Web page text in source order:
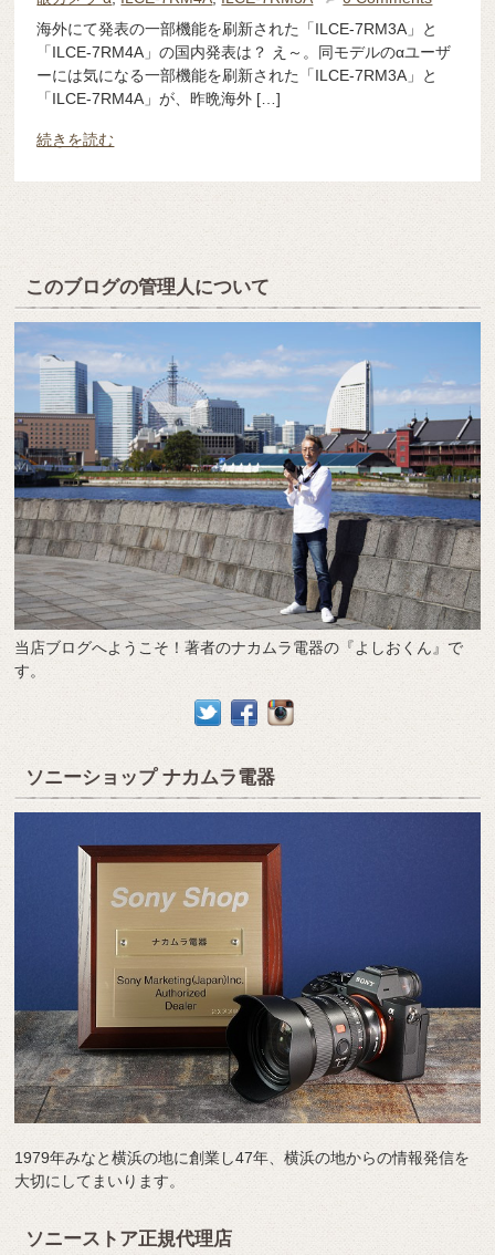
海外にて発表の一部機能を刷新された「ILCE-7RM3A」と
「ILCE-7RM4A」の国内発表は？ え～。同モデルのαユーザ
ーには気になる一部機能を刷新された「ILCE-7RM3A」と
「ILCE-7RM4A」が、昨晩海外 […]
続きを読む
このブログの管理人について
当店ブログへようこそ！著者のナカムラ電器の『よしおくん』で
す。
ソニーショップ ナカムラ電器
1979年みなと横浜の地に創業し47年、横浜の地からの情報発信を
大切にしてまいります。
ソニーストア正規代理店